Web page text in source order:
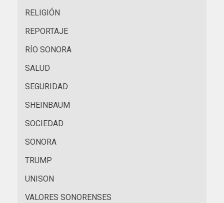
RELIGIÓN
REPORTAJE
RÍO SONORA
SALUD
SEGURIDAD
SHEINBAUM
SOCIEDAD
SONORA
TRUMP
UNISON
VALORES SONORENSES